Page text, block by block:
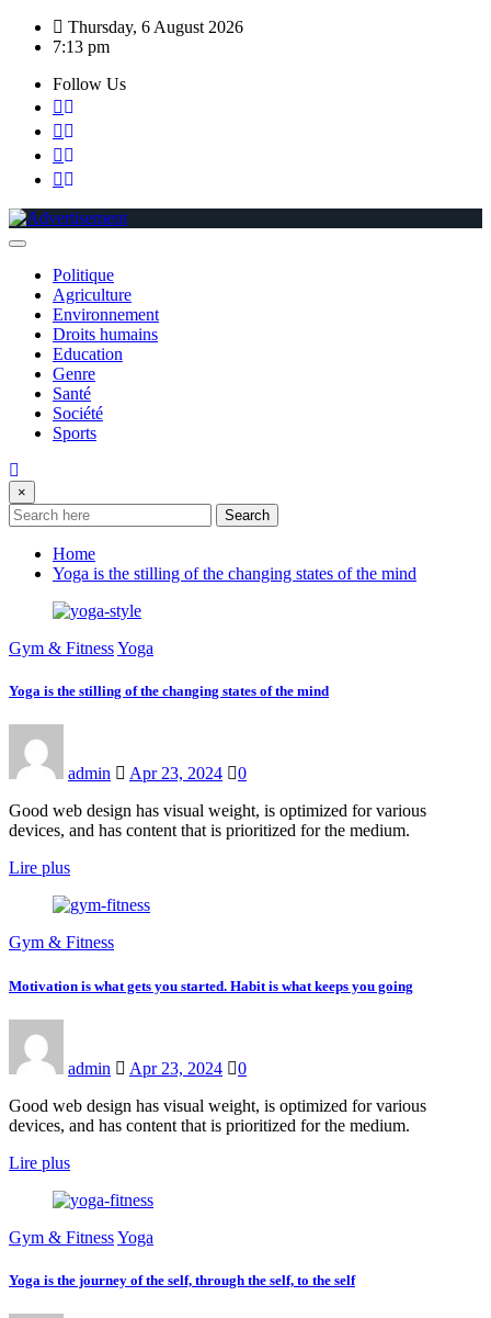
Skip
Thursday, 6 August 2026
7:13 pm
Follow Us
Politique
Agriculture
Environnement
Droits humains
Education
Genre
Santé
Société
Sports
×
Search
Home
Yoga is the stilling of the changing states of the mind
Gym & FitnessYoga
Yoga is the stilling of the changing states of the mind
admin Apr 23, 2024
0
Good web design has visual weight, is optimized for various
devices, and has content that is prioritized for the medium.
Lire plus
Gym & Fitness
Motivation is what gets you started. Habit is what keeps you going
admin Apr 23, 2024
0
Good web design has visual weight, is optimized for various
devices, and has content that is prioritized for the medium.
Lire plus
Gym & FitnessYoga
Yoga is the journey of the self, through the self, to the self